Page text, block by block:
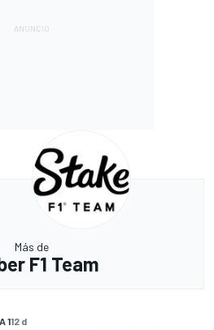
Más de
F1 Team
112 d